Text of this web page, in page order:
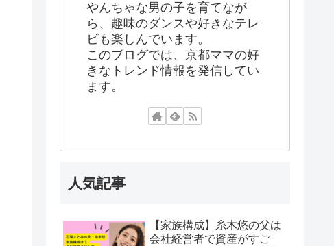
やんちゃな男の子を育てなが
ら、趣味のダンスや好きなテレ
ビも楽しんでいます。
このブログでは、京都ママの好
きなトレンド情報を発信してい
ます。
人気記事
【家族構成】糸木悠の父は
会社経営者で資産がすご